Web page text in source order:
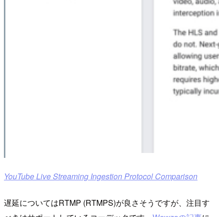
YouTube Live Streaming Ingestion Protocol Comparison
遅延についてはRTMP (RTMPS)が良さそうですが、注目す